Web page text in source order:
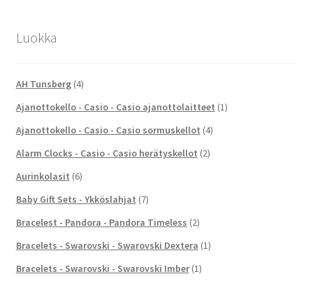
Luokka
AH Tunsberg (4)
Ajanottokello - Casio - Casio ajanottolaitteet (1)
Ajanottokello - Casio - Casio sormuskellot (4)
Alarm Clocks - Casio - Casio herätyskellot (2)
Aurinkolasit (6)
Baby Gift Sets - Ykköslahjat (7)
Bracelest - Pandora - Pandora Timeless (2)
Bracelets - Swarovski - Swarovski Dextera (1)
Bracelets - Swarovski - Swarovski Imber (1)